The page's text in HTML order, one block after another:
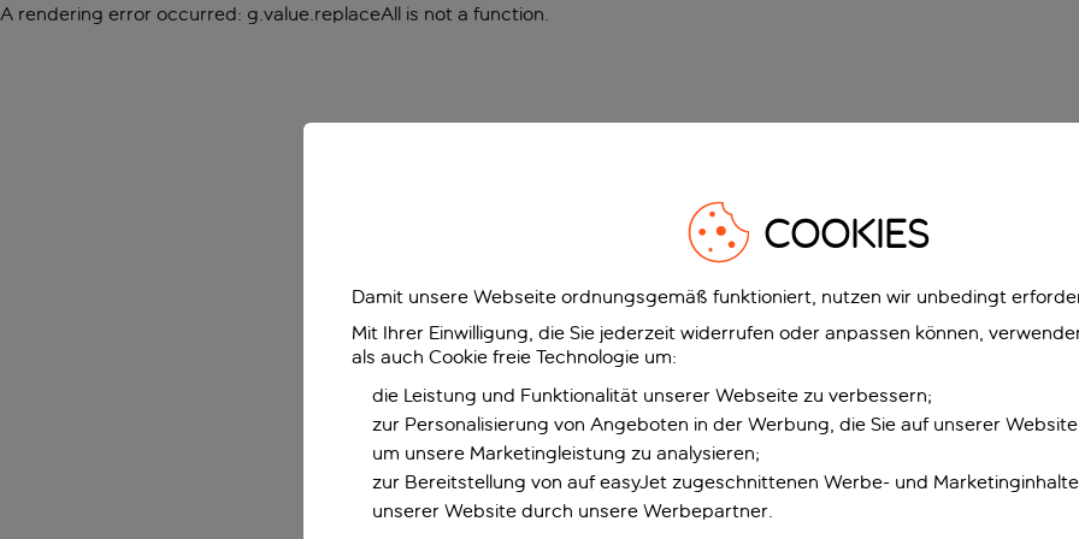
A rendering error occurred: g.value.replaceAll is not a function.
COOKIES
Damit unsere Webseite ordnungsgemäß funktioniert, nutzen wir unbedingt
Mit Ihrer Einwilligung, die Sie jederzeit widerrufen oder anpassen können,
als auch Cookie freie Technologie um:
die Leistung und Funktionalität unserer Webseite zu verbessern;
zur Personalisierung von Angeboten in der Werbung, die Sie auf unserer
um unsere Marketingleistung zu analysieren;
zur Bereitstellung von auf easyJet zugeschnittenen Werbe- und
unserer Website durch unsere Werbepartner.